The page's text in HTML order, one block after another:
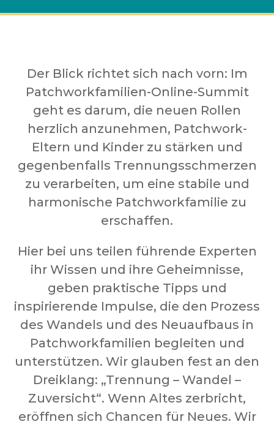
Der Blick richtet sich nach vorn: Im
Patchworkfamilien-Online-Summit
geht es darum, die neuen Rollen
herzlich anzunehmen, Patchwork-
Eltern und Kinder zu stärken und
gegenbenfalls Trennungsschmerzen
zu verarbeiten, um eine stabile und
harmonische Patchworkfamilie zu
erschaffen.
Hier bei uns teilen führende Experten
ihr Wissen und ihre Geheimnisse,
geben praktische Tipps und
inspirierende Impulse, die den Prozess
des Wandels und des Neuaufbaus in
Patchworkfamilien begleiten und
unterstützen. Wir glauben fest an den
Dreiklang: „Trennung – Wandel –
Zuversicht“. Wenn Altes zerbricht,
eröffnen sich Chancen für Neues. Wir